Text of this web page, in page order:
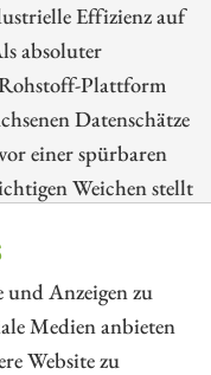
Anzeigen zu
Medien anbieten
Website zu
Effizienz auf
absoluter
Plattform
Datenschätze
einer spürbaren
Weichen stellt
Timing.